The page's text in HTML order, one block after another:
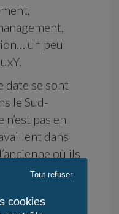
un peu
date se sont
le Sud-
pas en
dans
où ils
et
cookies
Tout refuser